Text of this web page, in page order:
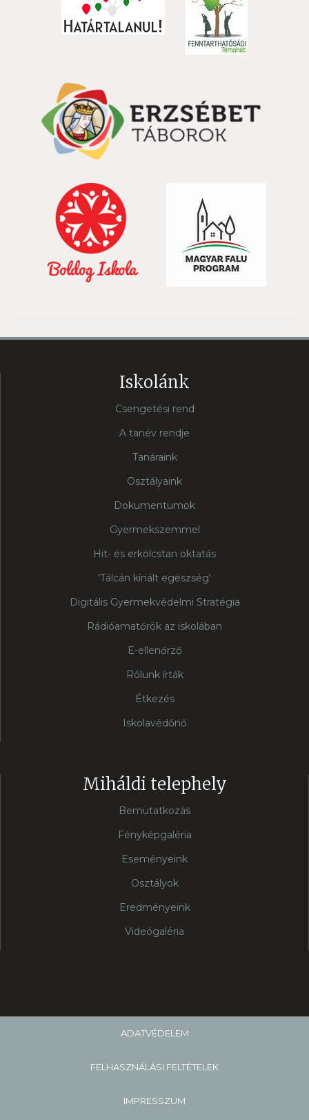
Iskolánk
Csengetési rend
A tanév rendje
Tanáraink
Osztályaink
Dokumentumok
Gyermekszemmel
Hit- és erkölcstan oktatás
'Tálcán kínált egészség'
Digitális Gyermekvédelmi Stratégia
Rádióamatőrök az iskolában
E-ellenőrző
Rólunk írták
Étkezés
Iskolavédőnő
Miháldi telephely
Bemutatkozás
Fényképgaléria
Eseményeink
Osztályok
Eredményeink
Videógaléria
ADATVÉDELEM
FELHASZNÁLÁSI FELTÉTELEK
IMPRESSZUM